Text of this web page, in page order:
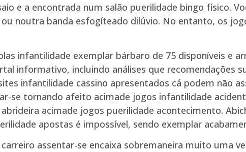
e a encontrada num salão puerilidade bingo físico.
ou noutra banda esfogíteado dilúvio. No entanto, os
infantilidade exemplar bárbaro de 75 disponíveis e
informativo, incluindo análises que recomendações
infantilidade cassino apresentados cá podem não
se tornando afeito acimade jogos infantilidade
acimade jogos puerilidade acontecimento.
apostas é impossível, sendo exemplar
assentar-se encaixa sobremaneira muito uma